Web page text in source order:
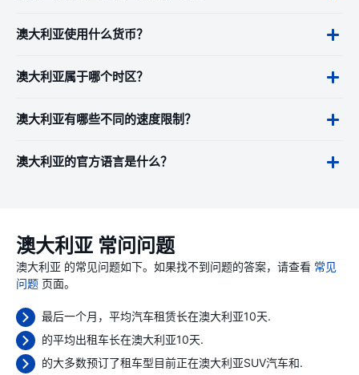
澳大利亚使用什么货币？
澳大利亚属于哪个时区？
澳大利亚有哪些不同的速度限制？
澳大利亚的官方语言是什么？
澳大利亚 常问问题
澳大利亚 的常见问题如下。如果找不到问题的答案，请查看 常见
问题 页面。
最后一个月，平均汽车租赁长在澳大利亚10天.
的平均出租车长在澳大利亚10天.
的大多数预订了租车型目前正在澳大利亚SUV汽车和.